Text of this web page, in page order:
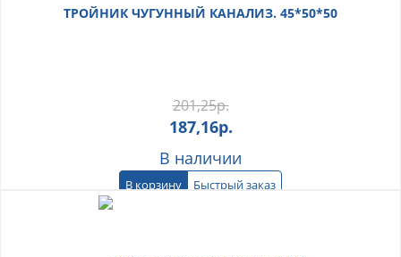
ТРОЙНИК ЧУГУННЫЙ КАНАЛИЗ. 45*50*50
201,25р.
187,16р.
В наличии
В корзину Быстрый заказ